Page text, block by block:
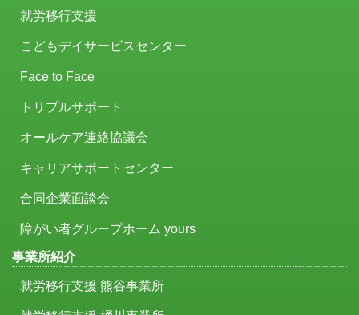
就労移行支援
こどもデイサービスセンター
Face to Face
トリプルサポート
オールケア連絡協議会
キャリアサポートセンター
合同企業面談会
障がい者グループホーム yours
事業所紹介
就労移行支援 熊谷事業所